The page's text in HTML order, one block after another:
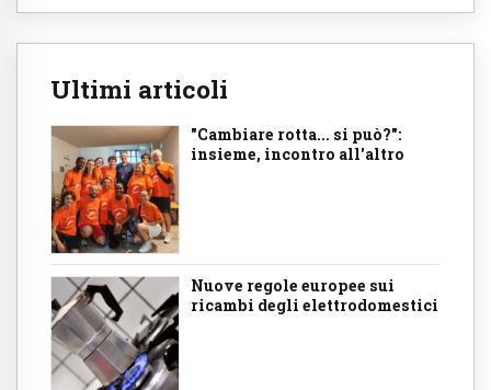
Ultimi articoli
"Cambiare rotta... si può?":
insieme, incontro all'altro
Nuove regole europee sui
ricambi degli elettrodomestici